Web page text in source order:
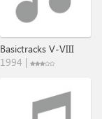
Basictracks V-VIII
1994 |